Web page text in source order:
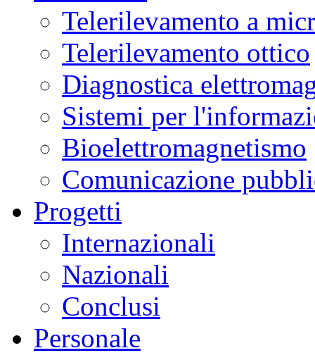
Telerilevamento a
Telerilevamento ottico
Diagnostica
Sistemi per
Bioelettromagnetismo
Comunicazione
Progetti
Internazionali
Nazionali
Conclusi
Personale